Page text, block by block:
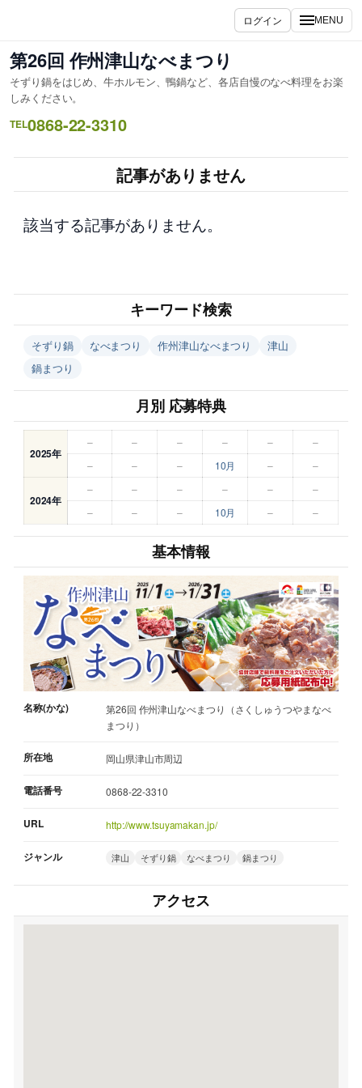
を
ス
キ
ッ
プ
ログイン MENU
第26回 作州津山なべまつり
そずり鍋をはじめ、牛ホルモン、鴨鍋など、各店自慢のなべ料理をお楽
しみください。
TEL0868-22-3310
記事がありません
該当する記事がありません。
キーワード検索
そずり鍋 なべまつり 作州津山なべまつり
津山
鍋まつり
月別 応募特典
2025年
– – – – –
–
–
– – 10月 – –
2024年
– – – – –
–
–
– – 10月 – –
基本情報
名称(かな)
第26回 作州津山なべまつり（さくしゅうつやまなべ
まつり）
所在地 岡山県津山市周辺
電話番号 0868-22-3310
URL http://www.tsuyamakan.jp/
ジャンル 津山 そずり鍋 なべまつり 鍋まつり
アクセス